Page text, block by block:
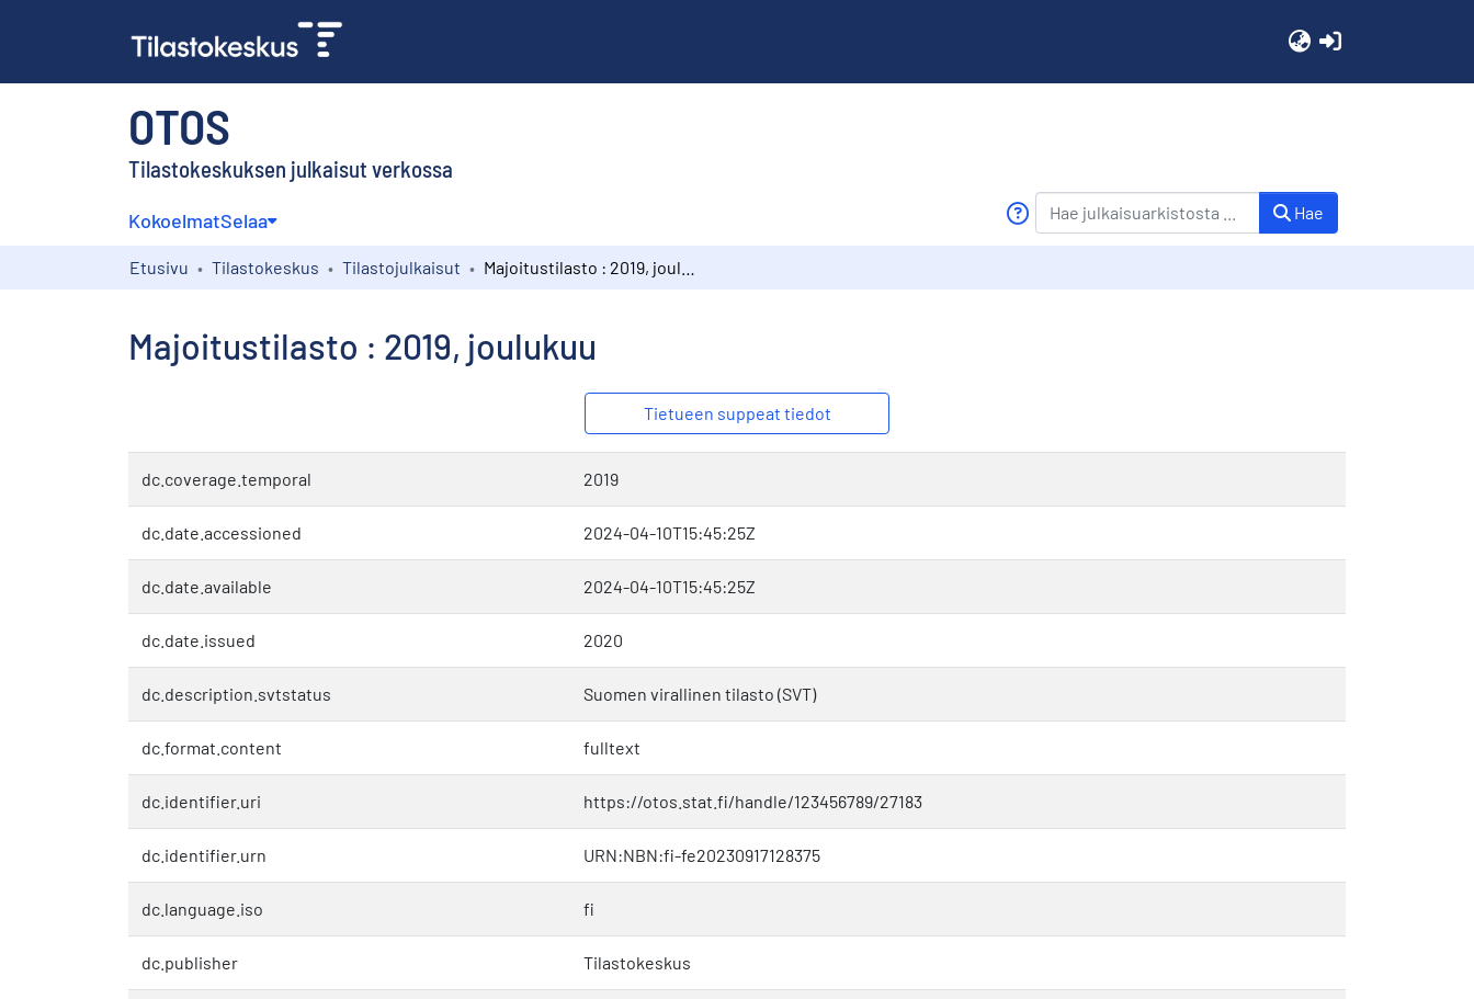
OTOS
Tilastokeskuksen julkaisut verkossa
KokoelmatSelaa Hae
Etusivu Tilastokeskus Tilastojulkaisut
Majoitustilasto : 2019, joulukuu
Tietueen suppeat tiedot
dc.coverage.temporal 2019
dc.date.accessioned 2024-04-10T15:45:25Z
dc.date.available 2024-04-10T15:45:25Z
dc.date.issued 2020
dc.description.svtstatus Suomen virallinen tilasto (SVT)
dc.format.content fulltext
dc.identifier.uri https://otos.stat.fi/handle/123456789/27183
dc.identifier.urn URN:NBN:fi-fe20230917128375
dc.language.iso fi
dc.publisher Tilastokeskus